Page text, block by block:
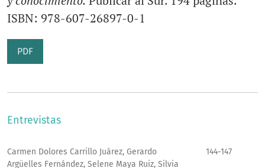
ISBN: 978-607-26897-0-1
PDF
Entrevistas
Carmen Dolores Carrillo Juárez, Gerardo
Argüelles Fernández, Selene Maya Ruiz, Silvia
144-147